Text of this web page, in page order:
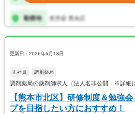
更新日：2026年6月18日
正社員 調剤薬局
調剤薬局の薬剤師求人（法人名非公開 ※詳細
【熊本市北区】研修制度＆勉強
プを目指したい方におすすめ！